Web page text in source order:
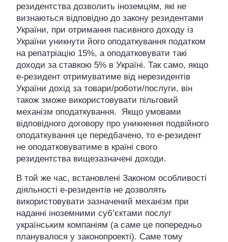
резидентства дозволить іноземцям, які не
визнаються відповідно до закону резидентами
України, при отримання пасивного доходу із
України уникнути його оподаткування податком
на репатріацію 15%, а оподатковувати такі
доходи за ставкою 5% в Україні. Так само, якщо
е-резидент отримуватиме від нерезидентів
України дохід за товари/роботи/послуги, він
також зможе використовувати пільговий
механізм оподаткування. Якщо умовами
відповідного договору про уникнення подвійного
оподаткування це передбачено, то е-резидент
не оподатковуватиме в країні свого
резидентства вищезазначені доходи.
В той же час, встановлені Законом особливості
діяльності е-резидентів не дозволять
використовувати зазначений механізм при
наданні іноземними суб’єктами послуг
українським компаніям (а саме це попередньо
планувалося у законопроекті). Саме тому